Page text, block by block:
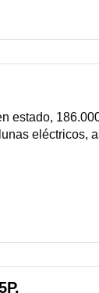
estado,
eléctricos,